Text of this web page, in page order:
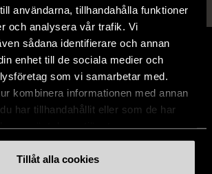
användarna, tillhandahålla funktioner
och analysera vår trafik. Vi
sådana identifierare och annan
enhet till de sociala medier och
som vi samarbetar med.
kombinera informationen med annan
har tillhandahållit eller som de har
Tillåt alla cookies